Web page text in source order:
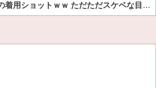
森香澄、新作下着の着用ショットｗｗ ただただスケベな目でしか見れんだろ！！